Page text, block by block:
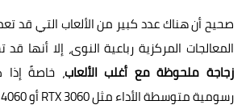
صحيح أن هناك عدد كبير من الألعاب التي قد
المعالجات المركزية رباعية النوى، إلا أنها
زجاجة ملحوظة مع أغلب الألعاب، خاصةً
رسومية متوسطة الأداء مثل RTX 3060 أو RTX 4060 أو أعلى.